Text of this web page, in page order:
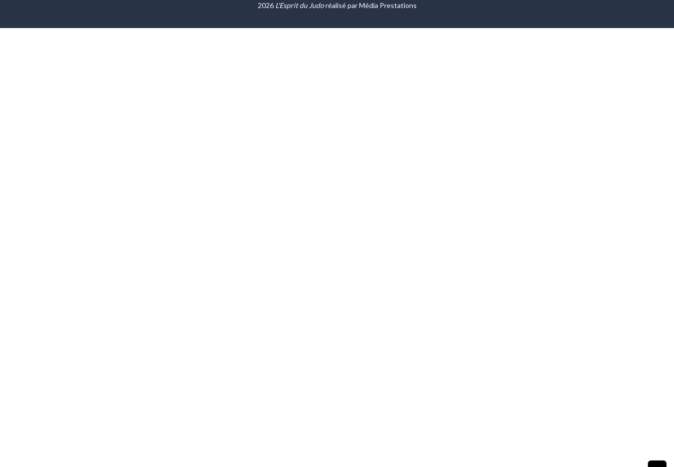
2026 L'Esprit du Judoréalisé parMédia Prestations